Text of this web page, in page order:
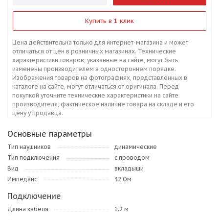
Купить в 1 клик
Цена действительна только для интернет-магазина и может
отличаться от цен в розничных магазинах. Технические
характеристики товаров, указанные на сайте, могут быть
изменены производителем в одностороннем порядке.
Изображения товаров на фотографиях, представленных в
каталоге на сайте, могут отличаться от оригинала. Перед
покупкой уточните технические характеристики на сайте
производителя, фактическое наличие товара на складе и его
цену у продавца.
Основные параметры
Тип наушников
динамические
Тип подключения
с проводом
Вид
вкладыши
Импеданс
32 Ом
Подключение
Длина кабеля 1.2 м